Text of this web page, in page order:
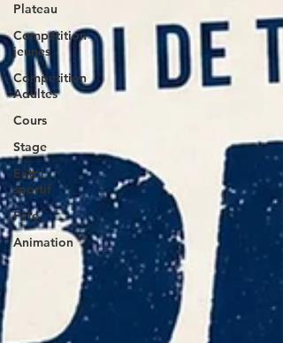
Plateau
Compétition
jeunes
Compétition
Adultes
Cours
Stage
Extra
sportif
Fête
Animation